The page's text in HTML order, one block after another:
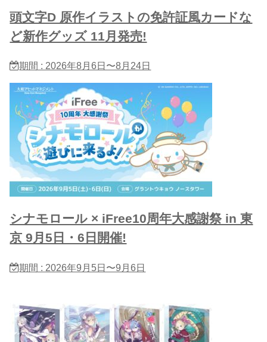
頭文字D 原作イラストの免許証風カードな
ど新作グッズ 11月発売!
期間 : 2026年8月6日〜8月24日
シナモロール × iFree10周年大感謝祭 in 東
京 9月5日・6日開催!
期間 : 2026年9月5日〜9月6日